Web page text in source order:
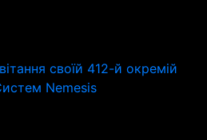
своїй 412-й окремій
Nemesis